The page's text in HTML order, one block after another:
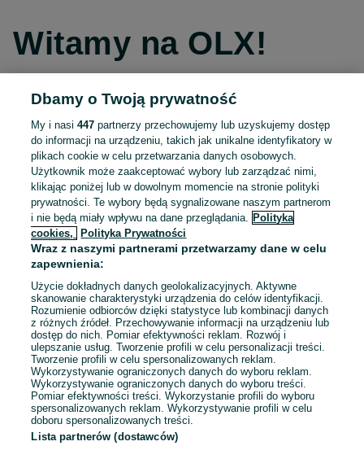
Witamy na OLX!
Kontynuuj przez Facebooka
Kontynuuj przez konto Apple
Kontynuuj przez konto Google
LUB
E-mail
Hasło
Dbamy o Twoją prywatność
My i nasi447 partnerzy przechowujemy lub uzyskujemy dostęp
do informacji na urządzeniu, takich jak unikalne identyfikatory w
plikach cookie w celu przetwarzania danych osobowych.
Użytkownik może zaakceptować wybory lub zarządzać nimi,
klikając poniżej lub w dowolnym momencie na stronie polityki
prywatności. Te wybory będą sygnalizowane naszym partnerom
i nie będą miały wpływu na dane przeglądania.
Polityka
cookies,
Polityka Prywatności
Wraz z naszymi partnerami przetwarzamy dane w celu
zapewnienia:
Użycie dokładnych danych geolokalizacyjnych. Aktywne
skanowanie charakterystyki urządzenia do celów identyfikacji.
Rozumienie odbiorców dzięki statystyce lub kombinacji danych
z różnych źródeł. Przechowywanie informacji na urządzeniu lub
dostęp do nich. Pomiar efektywności reklam. Rozwój i
ulepszanie usług. Tworzenie profili w celu personalizacji treści.
Tworzenie profili w celu spersonalizowanych reklam.
Wykorzystywanie ograniczonych danych do wyboru reklam.
Wykorzystywanie ograniczonych danych do wyboru treści.
Pomiar efektywności treści. Wykorzystanie profili do wyboru
spersonalizowanych reklam. Wykorzystywanie profili w celu
doboru spersonalizowanych treści.
Lista partnerów (dostawców)